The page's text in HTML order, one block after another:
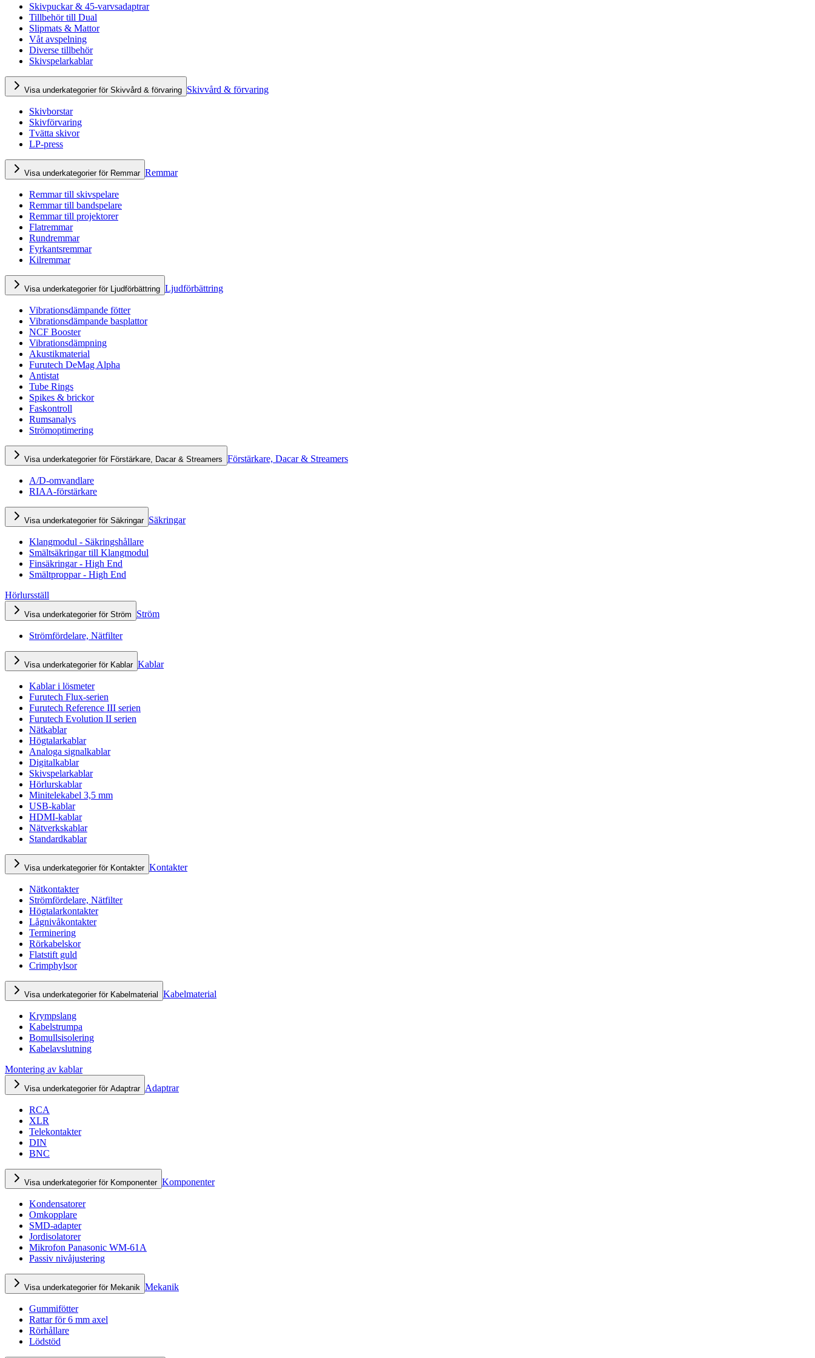
Skivpuckar & 45-varvsadaptrar
Tillbehör till Dual
Slipmats & Mattor
Våt avspelning
Diverse tillbehör
Skivspelarkablar
Visa underkategorier för Skivvård & förvaring Skivvård & förvaring
Skivborstar
Skivförvaring
Tvätta skivor
LP-press
Visa underkategorier för Remmar Remmar
Remmar till skivspelare
Remmar till bandspelare
Remmar till projektorer
Flatremmar
Rundremmar
Fyrkantsremmar
Kilremmar
Visa underkategorier för Ljudförbättring Ljudförbättring
Vibrationsdämpande fötter
Vibrationsdämpande basplattor
NCF Booster
Vibrationsdämpning
Akustikmaterial
Furutech DeMag Alpha
Antistat
Tube Rings
Spikes & brickor
Faskontroll
Rumsanalys
Strömoptimering
Visa underkategorier för Förstärkare, Dacar & Streamers Förstärkare, Dacar & Streamers
A/D-omvandlare
RIAA-förstärkare
Visa underkategorier för Säkringar Säkringar
Klangmodul - Säkringshållare
Smältsäkringar till Klangmodul
Finsäkringar - High End
Smältproppar - High End
Hörlursställ
Visa underkategorier för Ström Ström
Strömfördelare, Nätfilter
Visa underkategorier för Kablar Kablar
Kablar i lösmeter
Furutech Flux-serien
Furutech Reference III serien
Furutech Evolution II serien
Nätkablar
Högtalarkablar
Analoga signalkablar
Digitalkablar
Skivspelarkablar
Hörlurskablar
Minitelekabel 3,5 mm
USB-kablar
HDMI-kablar
Nätverkskablar
Standardkablar
Visa underkategorier för Kontakter Kontakter
Nätkontakter
Strömfördelare, Nätfilter
Högtalarkontakter
Lågnivåkontakter
Terminering
Rörkabelskor
Flatstift guld
Crimphylsor
Visa underkategorier för Kabelmaterial Kabelmaterial
Krympslang
Kabelstrumpa
Bomullsisolering
Kabelavslutning
Montering av kablar
Visa underkategorier för Adaptrar Adaptrar
RCA
XLR
Telekontakter
DIN
BNC
Visa underkategorier för Komponenter Komponenter
Kondensatorer
Omkopplare
SMD-adapter
Jordisolatorer
Mikrofon Panasonic WM-61A
Passiv nivåjustering
Visa underkategorier för Mekanik Mekanik
Gummifötter
Rattar för 6 mm axel
Rörhållare
Lödstöd